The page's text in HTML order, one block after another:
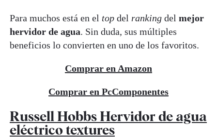
Para muchos está en el top del ranking del mejor
hervidor de agua. Sin duda, sus múltiples
beneficios lo convierten en uno de los favoritos.
Comprar en Amazon
Comprar en PcComponentes
Russell Hobbs Hervidor de agua
eléctrico textures